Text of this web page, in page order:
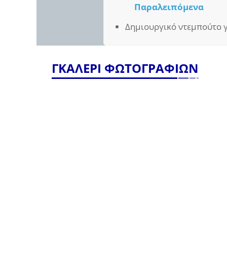
Παραλειπόμενα
Δημιουργικό ντεμπούτο
ΓΚΑΛΕΡΙ ΦΩΤΟΓΡΑΦΙΩΝ